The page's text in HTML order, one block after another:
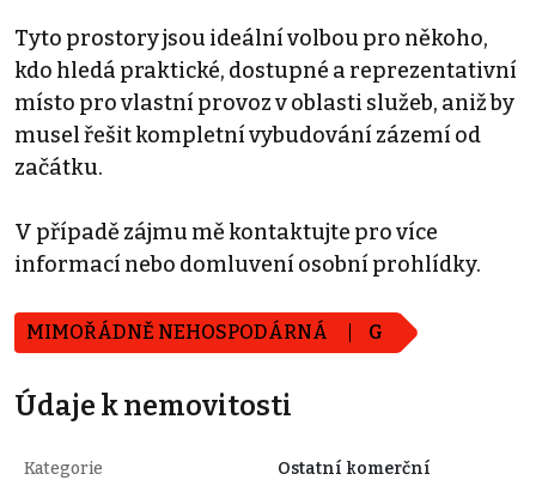
Tyto prostory jsou ideální volbou pro někoho,
kdo hledá praktické, dostupné a reprezentativní
místo pro vlastní provoz v oblasti služeb, aniž by
musel řešit kompletní vybudování zázemí od
začátku.
V případě zájmu mě kontaktujte pro více
informací nebo domluvení osobní prohlídky.
MIMOŘÁDNĚ NEHOSPODÁRNÁ G
Údaje k nemovitosti
Kategorie
Ostatní komerční